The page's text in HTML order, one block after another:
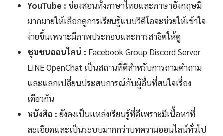
YouTube : ช่องสอนทั้งภาษาไทยและภาษาอังกฤษมี
มากมายให้เลือกดูการเรียนรู้แบบวิดีโอจะช่วยให้เข้าใจ
ง่ายขึ้นเพราะมีภาพประกอบและการสาธิตให้ดู
ชุมชนออนไลน์ : Facebook Group Discord Server
LINE OpenChat เป็นสถานที่ดีสำหรับการถามคำถาม
และแลกเปลี่ยนประสบการณ์กับผู้อื่นที่สนใจเรื่อง
เดียวกัน
หนังสือ : ยังคงเป็นแหล่งเรียนรู้ที่ดีเพราะมีเนื้อหาที่
ละเอียดและเป็นระบบมากกว่าบทความออนไลน์ทั่วไป